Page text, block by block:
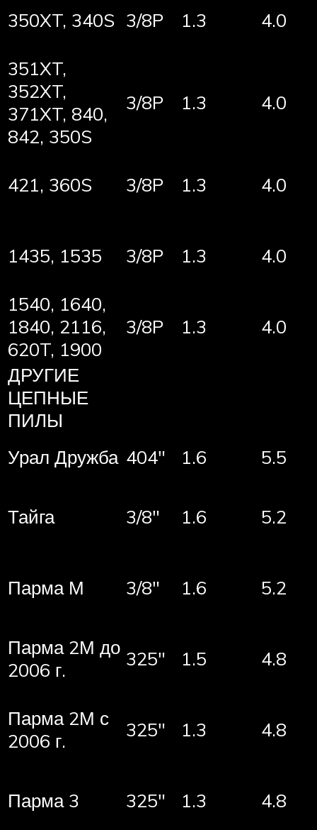
350XT, 340S 3/8P 1.3 4.0
351XT,
352XT,
371XT, 840,
842, 350S
3/8P 1.3 4.0
421, 360S 3/8P 1.3 4.0
1435, 1535 3/8P 1.3 4.0
1540, 1640,
1840, 2116,
620T, 1900
3/8P 1.3 4.0
ДРУГИЕ
ЦЕПНЫЕ
ПИЛЫ
Урал Дружба 404″ 1.6 5.5
Тайга 3/8″ 1.6 5.2
Парма М 3/8″ 1.6 5.2
Парма 2М до
2006 г.
325″ 1.5 4.8
Парма 2М с
2006 г.
325″ 1.3 4.8
Парма 3 325″ 1.3 4.8